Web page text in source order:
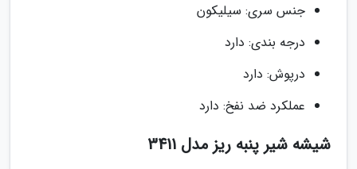
جنس سری: سیلیکون
درجه بندی: دارد
درپوش: دارد
عملکرد ضد نفخ: دارد
شیشه شیر پنبه ریز مدل 3411